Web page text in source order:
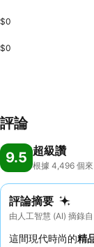
$0
$0
評論
9.5 超級讚
根據 4,496 個
評論摘要
由人工智慧 (AI) 摘錄
這間現代時尚的精